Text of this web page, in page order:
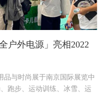
户外电源」亮相2022
品与时尚展于南京国际展览中
跑步、运动训练、冰雪、运